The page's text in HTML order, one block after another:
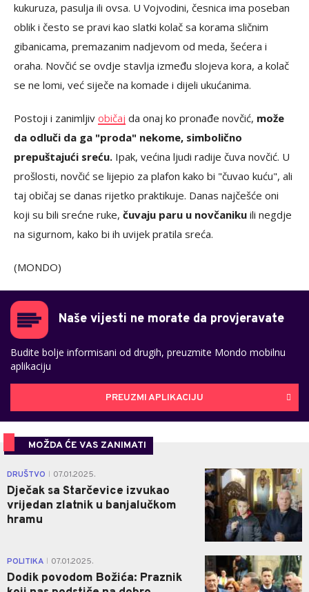
kukuruza, pasulja ili ovsa. U Vojvodini, česnica ima poseban
oblik i često se pravi kao slatki kolač sa korama sličnim
gibanicama, premazanim nadjevom od meda, šećera i
oraha. Novčić se ovdje stavlja između slojeva kora, a kolač
se ne lomi, već siječe na komade i dijeli ukućanima.
Postoji i zanimljiv običaj da onaj ko pronađe novčić, može
da odluči da ga "proda" nekome, simbolično
prepuštajući sreću. Ipak, većina ljudi radije čuva novčić. U
prošlosti, novčić se lijepio za plafon kako bi "čuvao kuću", ali
taj običaj se danas rijetko praktikuje. Danas najčešće oni
koji su bili srećne ruke, čuvaju paru u novčaniku ili negdje
na sigurnom, kako bi ih uvijek pratila sreća.
(MONDO)
Naše vijesti ne morate da provjeravate
Budite bolje informisani od drugih, preuzmite Mondo mobilnu
aplikaciju
PREUZMI APLIKACIJU
MOŽDA ĆE VAS ZANIMATI
DRUŠTVO 07.01.2025.
Dječak sa Starčevice izvukao
vrijedan zlatnik u banjalučkom
hramu
0
POLITIKA 07.01.2025.
Dodik povodom Božića: Praznik
1